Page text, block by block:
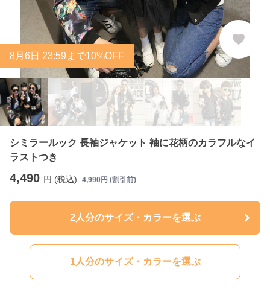
8月 6日 23:59まで10%OFF
シミラールック 長袖ジャケット 袖に花柄のカラフルなイ
ラストつき
4,490 円 (税込) 4,990円 (割引前)
2人分のサイズ・カラーを選ぶ
1人分のサイズ・カラーを選ぶ